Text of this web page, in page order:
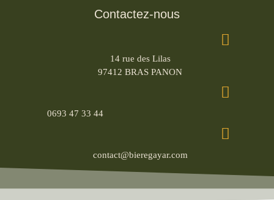
Contactez-nous
14 rue des Lilas
97412 BRAS PANON
0693 47 33 44
contact@bieregayar.com